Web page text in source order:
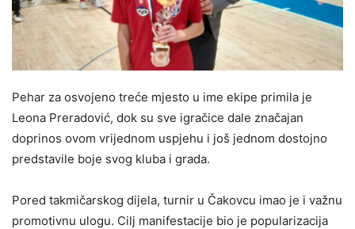
Pehar za osvojeno treće mjesto u ime ekipe primila je
Leona Preradović, dok su sve igračice dale značajan
doprinos ovom vrijednom uspjehu i još jednom dostojno
predstavile boje svog kluba i grada.
Pored takmičarskog dijela, turnir u Čakovcu imao je i važnu
promotivnu ulogu. Cilj manifestacije bio je popularizacija